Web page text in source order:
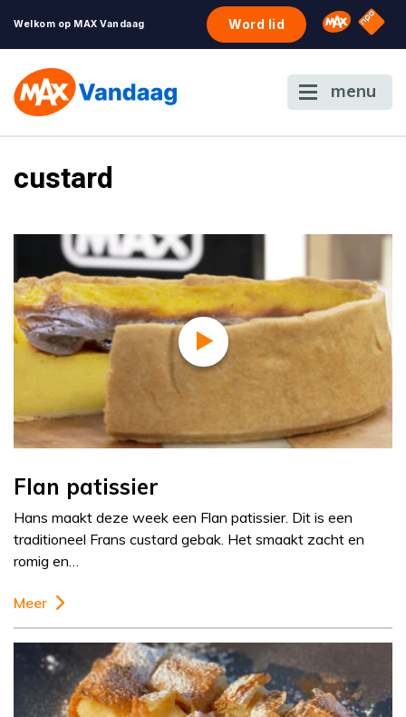
Welkom op MAX Vandaag Word lid Omroep
NPO
menu
custard
Flan patissier
Hans maakt deze week een Flan patissier. Dit is een
traditioneel Frans custard gebak. Het smaakt zacht en
romig en…
Meer